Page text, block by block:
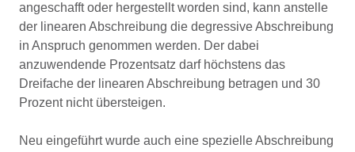
angeschafft oder hergestellt worden sind, kann anstelle
der linearen Abschreibung die degressive Abschreibung
in Anspruch genommen werden. Der dabei
anzuwendende Prozentsatz darf höchstens das
Dreifache der linearen Abschreibung betragen und 30
Prozent nicht übersteigen.
Neu eingeführt wurde auch eine spezielle Abschreibung